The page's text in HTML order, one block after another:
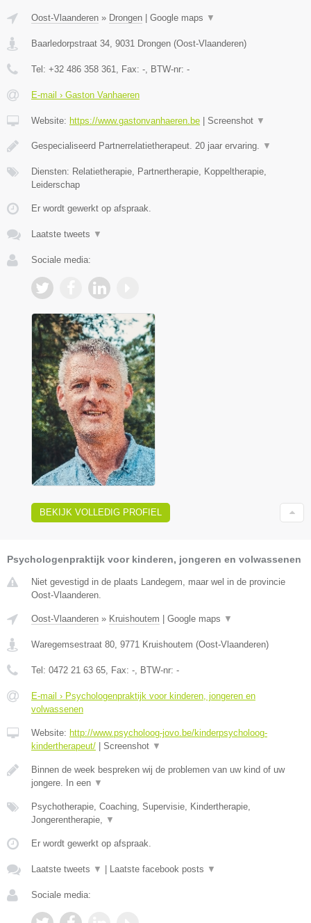
Oost-Vlaanderen » Drongen Google maps ▼
Baarledorpstraat 34, 9031 Drongen (Oost-Vlaanderen)
Tel: +32 486 358 361, Fax: -, BTW-nr: -
E-mail › Gaston Vanhaeren
Website: https://www.gastonvanhaeren.be Screenshot ▼
Gespecialiseerd Partnerrelatietherapeut. 20 jaar ervaring. ▼
Diensten: Relatietherapie, Partnertherapie, Koppeltherapie,
Leiderschap
Er wordt gewerkt op afspraak.
Laatste tweets ▼
Sociale media:
BEKIJK VOLLEDIG PROFIEL
Psychologenpraktijk voor kinderen, jongeren en volwassenen
Niet gevestigd in de plaats Landegem, maar wel in de provincie
Oost-Vlaanderen.
Oost-Vlaanderen » Kruishoutem Google maps ▼
Waregemsestraat 80, 9771 Kruishoutem (Oost-Vlaanderen)
Tel: 0472 21 63 65, Fax: -, BTW-nr: -
E-mail › Psychologenpraktijk voor kinderen, jongeren en
volwassenen
Website: http://www.psycholoog-jovo.be/kinderpsycholoog-
kindertherapeut/
Screenshot ▼
Binnen de week bespreken wij de problemen van uw kind of uw
jongere. In een ▼
Psychotherapie, Coaching, Supervisie, Kindertherapie,
Jongerentherapie, ▼
Er wordt gewerkt op afspraak.
Laatste tweets ▼ Laatste facebook posts ▼
Sociale media: